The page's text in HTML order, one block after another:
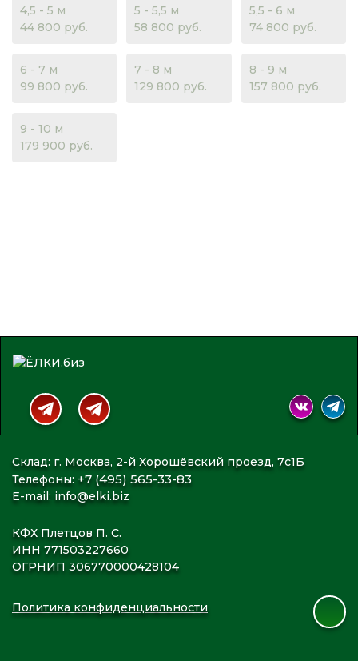
4,5 - 5 м
44 800 руб.
5 - 5,5 м
58 800 руб.
5,5 - 6 м
74 800 руб.
6 - 7 м
99 800 руб.
7 - 8 м
129 800 руб.
8 - 9 м
157 800 руб.
9 - 10 м
179 900 руб.
Склад: г. Москва, 2-й Хорошёвский проезд, 7с1Б
Телефоны: +7 (495) 565-33-83
E-mail: info@elki.biz
КФХ Плетцов П. С.
ИНН 771503227660
ОГРНИП 306770000428104
Политика конфиденциальности